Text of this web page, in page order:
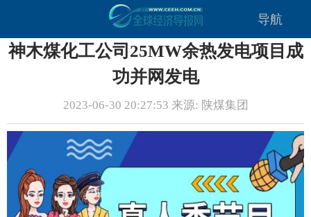
导航
神木煤化工公司25MW余热发电项目成
功并网发电
2023-06-30 20:27:53 来源: 陕煤集团